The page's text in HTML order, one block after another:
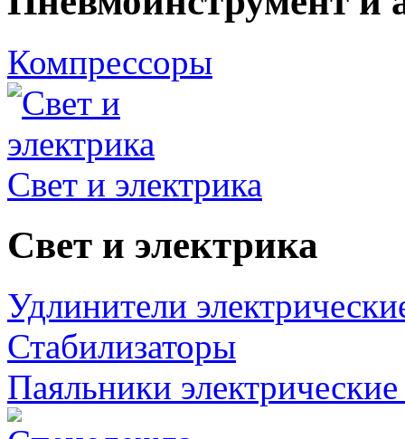
Компрессоры
Свет и электрика
Свет и электрика
Удлинители
Стабилизаторы
Паяльники